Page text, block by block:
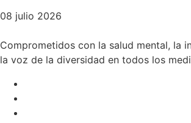
08 julio 2026
Comprometidos con la salud mental, la
la voz de la diversidad en todos los